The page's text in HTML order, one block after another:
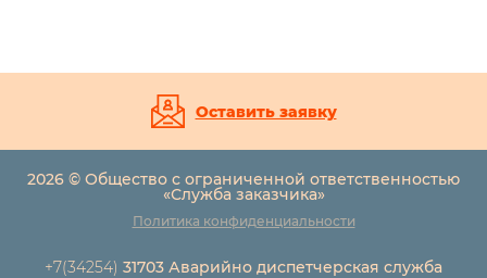
Оставить заявку
2026 © Общество с ограниченной ответственностью
«Служба заказчика»
Политика конфиденциальности
+7(34254) 31703 Аварийно диспетчерская служба